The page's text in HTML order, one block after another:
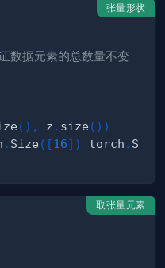
张量形状
据元素的总数量不变
( ) , z . size ( ) )
. Size ( [16] ) torch . S
取张量元素